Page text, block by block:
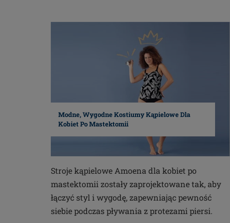
Modne, Wygodne Kostiumy Kąpielowe Dla
Kobiet Po Mastektomii
Stroje kąpielowe Amoena dla kobiet po
mastektomii zostały zaprojektowane tak, aby
łączyć styl i wygodę, zapewniając pewność
siebie podczas pływania z protezami piersi.